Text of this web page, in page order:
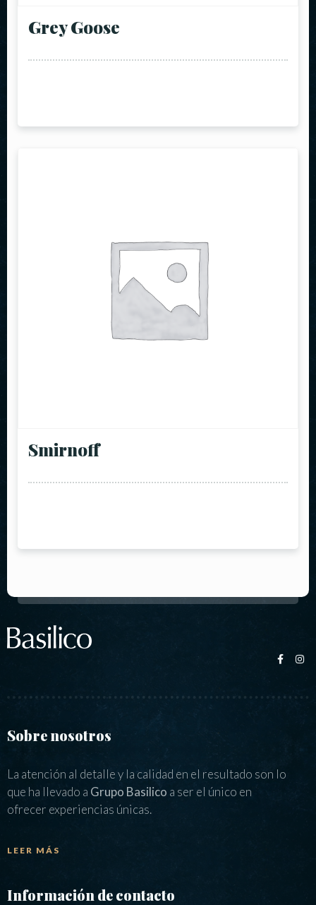
Grey Goose
Smirnoff
Sobre nosotros
La atención al detalle y la calidad en el resultado son lo
que ha llevado a Grupo Basilico a ser el único en
ofrecer experiencias únicas.
LEER MÁS
Información de contacto